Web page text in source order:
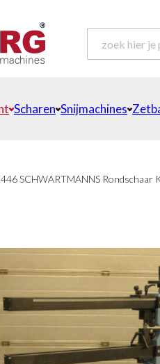
Scharen Snijmachines
SCHWARTMANNS Rondschaar